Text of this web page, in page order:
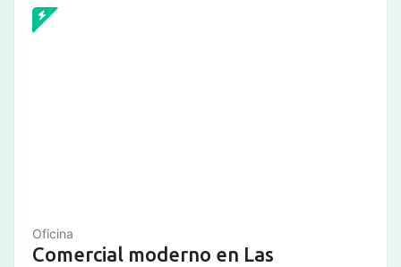
Oficina
Comercial moderno en Las